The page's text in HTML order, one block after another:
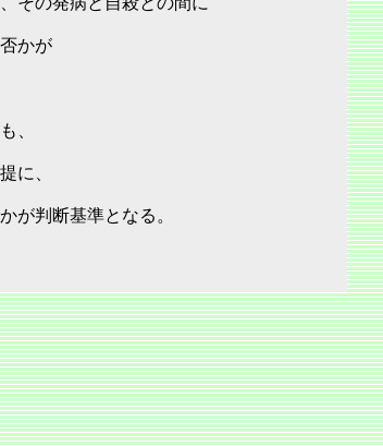
かが
、
に、
が判断基準となる。